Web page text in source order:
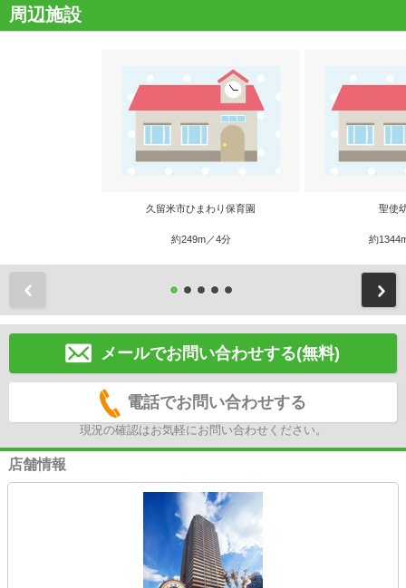
周辺施設
久留米市ひまわり保育園
約249m／4分
聖使
約
メールでお問い合わせする(無料)
電話でお問い合わせする
現況の確認はお気軽にお問い合わせください。
店舗情報